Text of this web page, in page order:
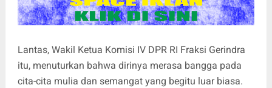
Lantas, Wakil Ketua Komisi IV DPR RI Fraksi Gerindra
itu, menuturkan bahwa dirinya merasa bangga pada
cita-cita mulia dan semangat yang begitu luar biasa.